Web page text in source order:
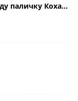
паличку Коха…